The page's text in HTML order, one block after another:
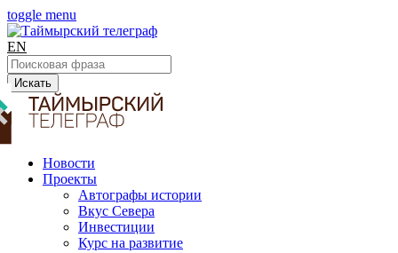
toggle menu
EN
Искать
Новости
Проекты
Автографы истории
Вкус Севера
Инвестиции
Курс на развитие